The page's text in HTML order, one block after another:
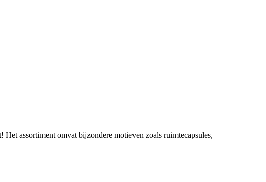
! Het assortiment omvat bijzondere motieven zoals ruimtecapsules,